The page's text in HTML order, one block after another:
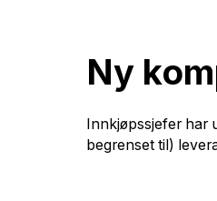
Ny
Innkjøpssjefer har
begrenset til)